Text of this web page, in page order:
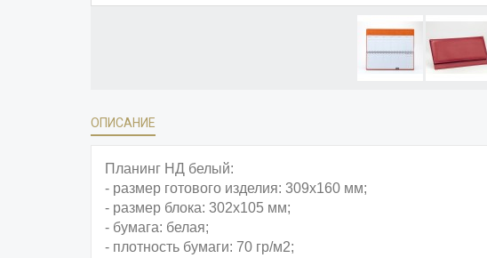
ОПИСАНИЕ
Планинг НД белый:
- размер готового изделия: 309х160 мм;
- размер блока: 302х105 мм;
- бумага: белая;
- плотность бумаги: 70 гр/м2;